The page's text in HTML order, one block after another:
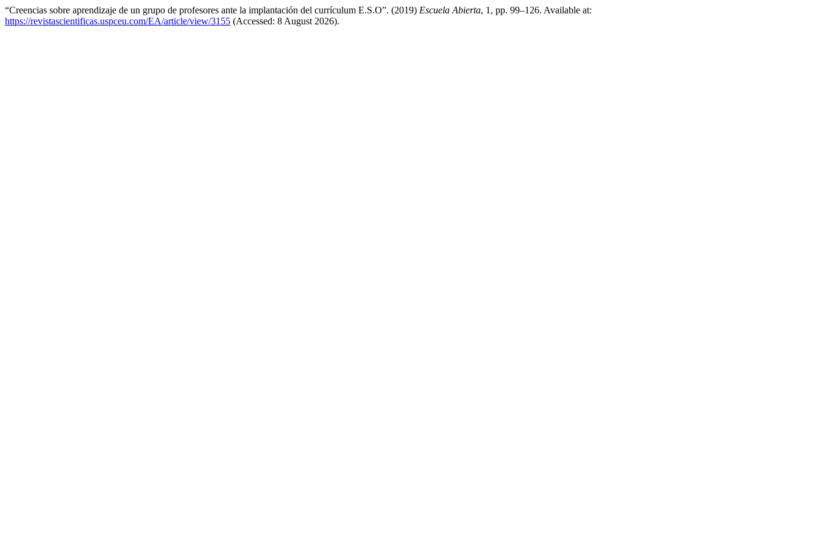
“Creencias sobre aprendizaje de un grupo de profesores ante la implantación del currículum E.S.O”. (2019) Escuela Abierta, 1, pp. 99–126. Available at:
https://revistascientificas.uspceu.com/EA/article/view/3155 (Accessed: 8 August 2026).